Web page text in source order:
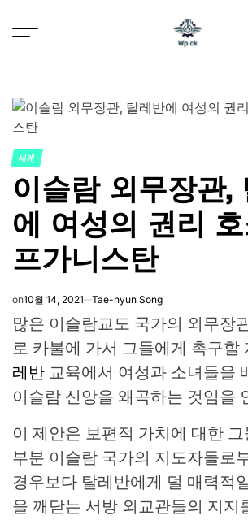
POSTED
IN
세계
이슬람 외무장관,
에 여성의 권리
프가니스탄
on10월 14, 2021 Tae-hyun Song
많은 이슬람교도 국가의 외무장
로 카불에 가서 그들에게 촉구할
레반 교육에서 여성과 소녀들을
이슬람 신앙을 왜곡하는 것임을
이 제안은 보편적 가치에 대한
부분 이슬람 국가의 지도자들로
경우보다 탈레반에게 덜 매력적
을 깨닫는 서방 외교관들의 지지